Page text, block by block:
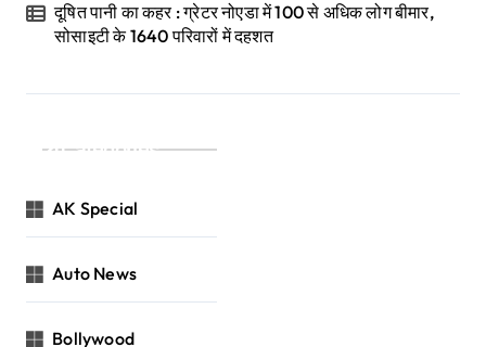
दूषित पानी का कहर : ग्रेटर नोएडा में 100 से अधिक लोग बीमार,
सोसाइटी के 1640 परिवारों में दहशत
Categories
AK Special
Auto News
Bollywood